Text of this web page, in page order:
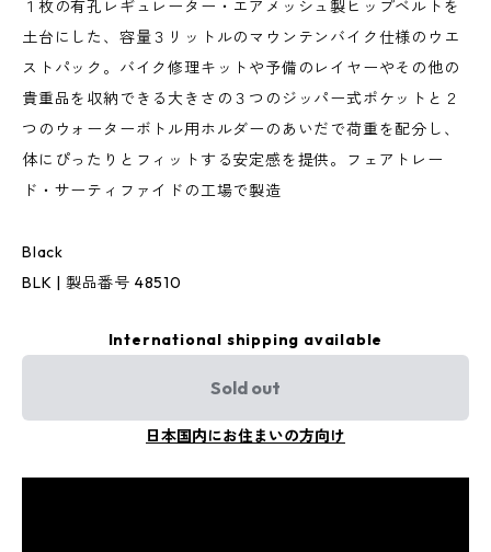
１枚の有孔レギュレーター・エアメッシュ製ヒップベルトを
土台にした、容量３リットルのマウンテンバイク仕様のウエ
ストパック。バイク修理キットや予備のレイヤーやその他の
貴重品を収納できる大きさの３つのジッパー式ポケットと２
つのウォーターボトル用ホルダーのあいだで荷重を配分し、
体にぴったりとフィットする安定感を提供。フェアトレー
ド・サーティファイドの工場で製造
Black
BLK | 製品番号 48510
International shipping available
Sold out
日本国内にお住まいの方向け